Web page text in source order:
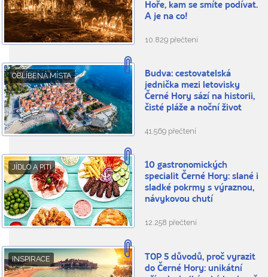
Hoře, kam se smíte podívat.
A je na co!
10.829 přečtení
OBLÍBENÁ MÍSTA
Budva: cestovatelská
jednička mezi letovisky
Černé Hory sází na historii,
čisté pláže a noční život
41.569 přečtení
JÍDLO A PITÍ
10 gastronomických
specialit Černé Hory: slané i
sladké pokrmy s výraznou,
návykovou chutí
12.258 přečtení
INSPIRACE
TOP 5 důvodů, proč vyrazit
do Černé Hory: unikátní